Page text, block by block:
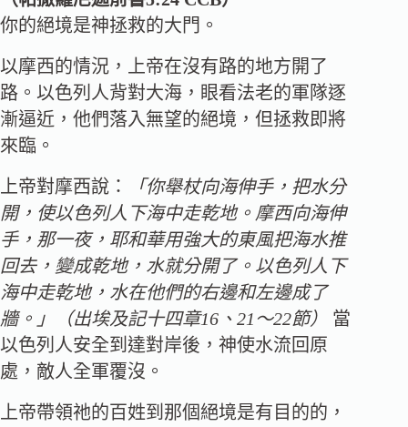
你的絕境是神拯救的大門。
以摩西的情況，上帝在沒有路的地方開了
路。以色列人背對大海，眼看法老的軍隊逐
漸逼近，他們落入無望的絕境，但拯救即將
來臨。
上帝對摩西說：
「你舉杖向海伸手，把水分
開，使以色列人下海中走乾地。摩西向海伸
手，那一夜，耶和華用強大的東風把海水推
回去，變成乾地，水就分開了。以色列人下
海中走乾地，水在他們的右邊和左邊成了
牆。」（出埃及記十四章16、21～22節）
當
以色列人安全到達對岸後，神使水流回原
處，敵人全軍覆沒。
上帝帶領祂的百姓到那個絕境是有目的的，